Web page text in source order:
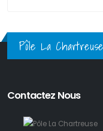
Pôle La Chartreuse
Contactez Nous